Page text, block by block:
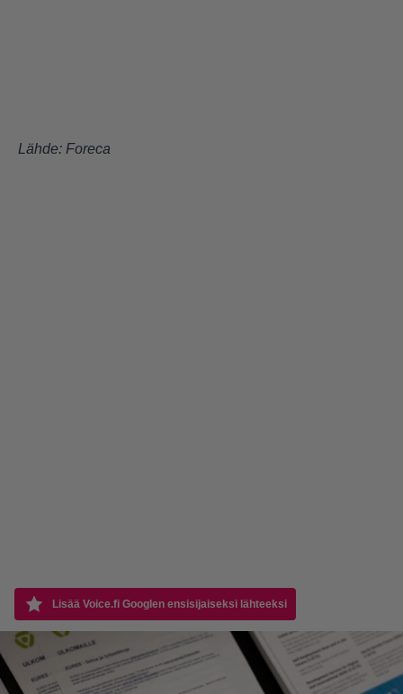
Lähde: Foreca
Lisää Voice.fi Googlen ensisijaiseksi lähteeksi